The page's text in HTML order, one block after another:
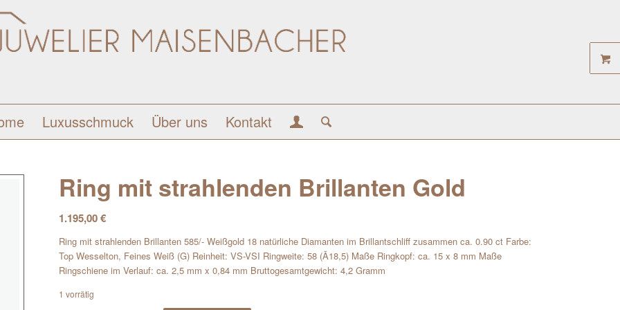
Luxusschmuck Über uns Kontakt
Ring mit strahlenden Brillanten Gold
1.195,00€
Ring mit strahlenden Brillanten 585/- Weißgold 18 natürliche Diamanten im Brillantschliff zusammen ca. 0.90 ct Farbe:
Top Wesselton, Feines Weiß (G) Reinheit: VS-VSI Ringweite: 58 (Ã18,5) Maße Ringkopf: ca. 15 x 8 mm Maße
Ringschiene im Verlauf: ca. 2,5 mm x 0,84 mm Bruttogesamtgewicht: 4,2 Gramm
1 vorrätig